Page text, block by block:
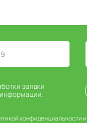
заявки
конфиденциальности